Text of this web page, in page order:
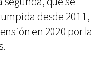
desde 2011,
en 2020 por la